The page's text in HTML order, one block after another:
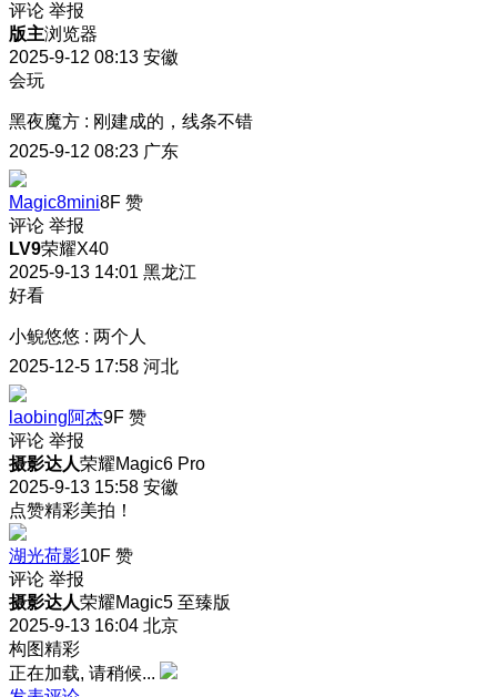
评论 举报
版主浏览器
2025-9-12 08:13 安徽
会玩
黑夜魔方 : 刚建成的，线条不错
2025-9-12 08:23 广东
Magic8mini8F 赞
评论 举报
LV9荣耀X40
2025-9-13 14:01 黑龙江
好看
小鲵悠悠 : 两个人
2025-12-5 17:58 河北
laobing阿杰9F 赞
评论 举报
摄影达人荣耀Magic6 Pro
2025-9-13 15:58 安徽
点赞精彩美拍！
湖光荷影10F 赞
评论 举报
摄影达人荣耀Magic5 至臻版
2025-9-13 16:04 北京
构图精彩
正在加载, 请稍候...